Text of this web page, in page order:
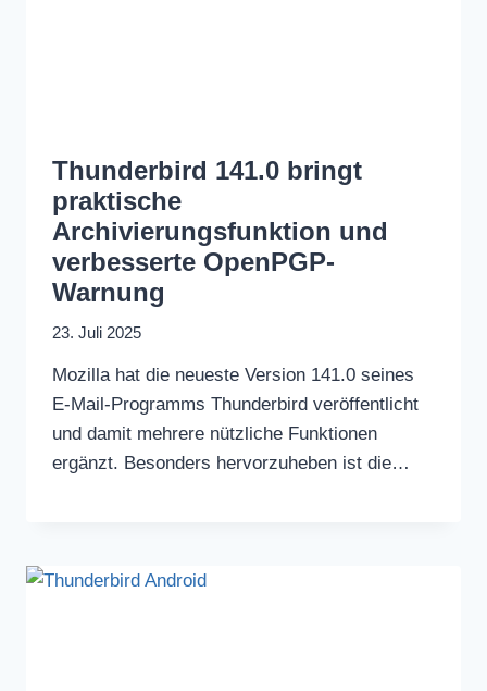
Thunderbird 141.0 bringt
praktische
Archivierungsfunktion und
verbesserte OpenPGP-
Warnung
23. Juli 2025
Mozilla hat die neueste Version 141.0 seines
E-Mail-Programms Thunderbird veröffentlicht
und damit mehrere nützliche Funktionen
ergänzt. Besonders hervorzuheben ist die…